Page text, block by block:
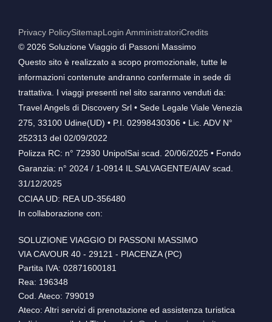
Privacy PolicySitemapLogin AmministratoriCredits
©️ 2026 Soluzione Viaggio di Passoni Massimo
Questo sito è realizzato a scopo promozionale, tutte le
informazioni contenute andranno confermate in sede di
trattativa. I viaggi presenti nel sito saranno venduti da:
Travel Angels di Discovery Srl • Sede Legale Viale Venezia
275, 33100 Udine(UD) • P.I. 02998430306 • Lic. ADV N°
252313 del 02/09/2022
Polizza RC: n° 72930 UnipolSai scad. 20/06/2025 • Fondo
Garanzia: n° 2024 / 1-0914 IL SALVAGENTE/AIAV scad.
31/12/2025
CCIAA UD: REA UD-356480
In collaborazione con:
SOLUZIONE VIAGGIO DI PASSONI MASSIMO
VIA CAVOUR 40 - 29121 - PIACENZA (PC)
Partita IVA: 02871600181
Rea: 196348
Cod. Ateco: 799019
Ateco: Altri servizi di prenotazione ed assistenza turistica